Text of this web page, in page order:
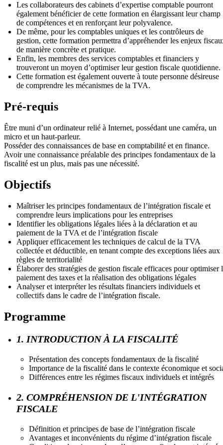
Les collaborateurs des cabinets d’expertise comptable pourront
également bénéficier de cette formation en élargissant leur champ
de compétences et en renforçant leur polyvalence.
De même, pour les comptables uniques et les contrôleurs de
gestion, cette formation permettra d’appréhender les enjeux
de manière concrète et pratique.
Enfin, les membres des services comptables et financiers y
trouveront un moyen d’optimiser leur gestion fiscale quotidienne.
Cette formation est également ouverte à toute personne désireuse
de comprendre les mécanismes de la TVA.
Pré-requis
Être muni d’un ordinateur relié à Internet, possédant une caméra, un
micro et un haut-parleur.
Posséder des connaissances de base en comptabilité et en finance.
Avoir une connaissance préalable des principes fondamentaux de la
fiscalité est un plus, mais pas une nécessité.
Objectifs
Maîtriser les principes fondamentaux de l’intégration fiscale et
comprendre leurs implications pour les entreprises
Identifier les obligations légales liées à la déclaration et au
paiement de la TVA et de l’intégration fiscale
Appliquer efficacement les techniques de calcul de la TVA
collectée et déductible, en tenant compte des exceptions liées aux
règles de territorialité
Élaborer des stratégies de gestion fiscale efficaces pour optimiser
paiement des taxes et la réalisation des obligations légales
Analyser et interpréter les résultats financiers individuels et
collectifs dans le cadre de l’intégration fiscale.
Programme
1. INTRODUCTION À LA FISCALITÉ
Présentation des concepts fondamentaux de la fiscalité
Importance de la fiscalité dans le contexte économique et
Différences entre les régimes fiscaux individuels et intégrés
2. COMPRÉHENSION DE L'INTÉGRATION
FISCALE
Définition et principes de base de l’intégration fiscale
Avantages et inconvénients du régime d’intégration fiscale